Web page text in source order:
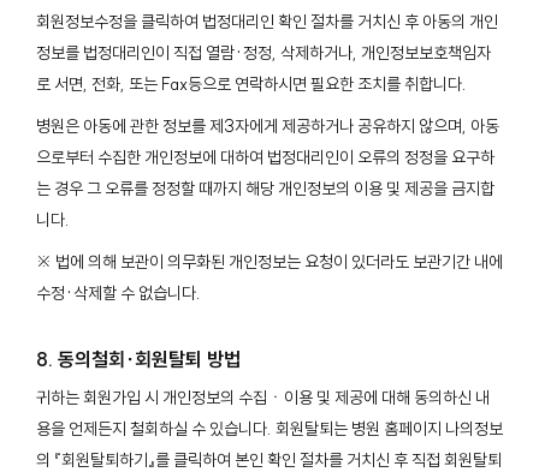
회원정보수정을 클릭하여 법정대리인 확인 절차를 거치신 후 아동의 개인
정보를 법정대리인이 직접 열람·정정, 삭제하거나, 개인정보보호책임자
로 서면, 전화, 또는 Fax등으로 연락하시면 필요한 조치를 취합니다.
병원은 아동에 관한 정보를 제3자에게 제공하거나 공유하지 않으며, 아동
으로부터 수집한 개인정보에 대하여 법정대리인이 오류의 정정을 요구하
는 경우 그 오류를 정정할 때까지 해당 개인정보의 이용 및 제공을 금지합
니다.
※ 법에 의해 보관이 의무화된 개인정보는 요청이 있더라도 보관기간 내에
수정·삭제할 수 없습니다.
8. 동의철회∙회원탈퇴 방법
귀하는 회원가입 시 개인정보의 수집ㆍ이용 및 제공에 대해 동의하신 내
용을 언제든지 철회하실 수 있습니다. 회원탈퇴는 병원 홈페이지 나의정보
의 『회원탈퇴하기』를 클릭하여 본인 확인 절차를 거치신 후 직접 회원탈퇴